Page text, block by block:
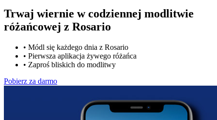
Trwaj wiernie w codziennej modlitwie
różańcowej z Rosario
• Módl się każdego dnia z Rosario
• Pierwsza aplikacja żywego różańca
• Zaproś bliskich do modlitwy
Pobierz za darmo